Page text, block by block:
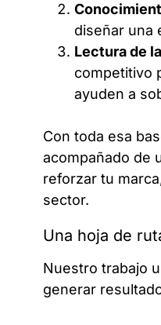
diseñar una
Lectura de
competitivo
ayuden a
Con toda esa
acompañado de
reforzar tu
sector.
Una hoja de
Nuestro trabajo
generar